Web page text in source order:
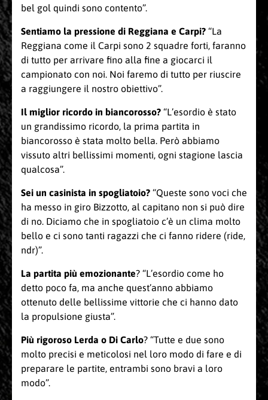
bel gol quindi sono contento”.
Sentiamo la pressione di Reggiana e Carpi? “La
Reggiana come il Carpi sono 2 squadre forti, faranno
di tutto per arrivare fino alla fine a giocarci il
campionato con noi. Noi faremo di tutto per riuscire
a raggiungere il nostro obiettivo”.
Il miglior ricordo in biancorosso? “L’esordio è stato
un grandissimo ricordo, la prima partita in
biancorosso è stata molto bella. Però abbiamo
vissuto altri bellissimi momenti, ogni stagione lascia
qualcosa”.
Sei un casinista in spogliatoio? “Queste sono voci che
ha messo in giro Bizzotto, al capitano non si può dire
di no. Diciamo che in spogliatoio c’è un clima molto
bello e ci sono tanti ragazzi che ci fanno ridere (ride,
ndr)”.
La partita più emozionante? “L’esordio come ho
detto poco fa, ma anche quest’anno abbiamo
ottenuto delle bellissime vittorie che ci hanno dato
la propulsione giusta”.
Più rigoroso Lerda o Di Carlo? “Tutte e due sono
molto precisi e meticolosi nel loro modo di fare e di
preparare le partite, entrambi sono bravi a loro
modo”.